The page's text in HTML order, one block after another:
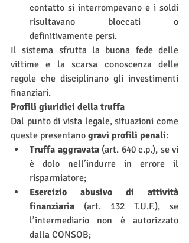
contatto si interrompevano e i soldi
risultavano bloccati o
definitivamente persi.
Il sistema sfrutta la buona fede delle
vittime e la scarsa conoscenza delle
regole che disciplinano gli investimenti
finanziari.
Profili giuridici della truffa
Dal punto di vista legale, situazioni come
queste presentano gravi profili penali:
Truffa aggravata (art. 640 c.p.), se vi
è dolo nell’indurre in errore il
risparmiatore;
Esercizio abusivo di attività
finanziaria (art. 132 T.U.F.), se
l’intermediario non è autorizzato
dalla CONSOB;